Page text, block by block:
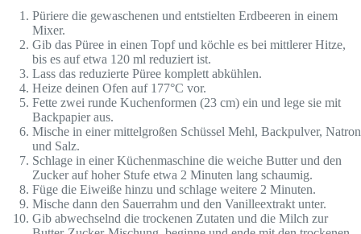
Püriere die gewaschenen und entstielten Erdbeeren in einem
Mixer.
Gib das Püree in einen Topf und köchle es bei mittlerer Hitze,
bis es auf etwa 120 ml reduziert ist.
Lass das reduzierte Püree komplett abkühlen.
Heize deinen Ofen auf 177°C vor.
Fette zwei runde Kuchenformen (23 cm) ein und lege sie mit
Backpapier aus.
Mische in einer mittelgroßen Schüssel Mehl, Backpulver, Natron
und Salz.
Schlage in einer Küchenmaschine die weiche Butter und den
Zucker auf hoher Stufe etwa 2 Minuten lang schaumig.
Füge die Eiweiße hinzu und schlage weitere 2 Minuten.
Mische dann den Sauerrahm und den Vanilleextrakt unter.
Gib abwechselnd die trockenen Zutaten und die Milch zur